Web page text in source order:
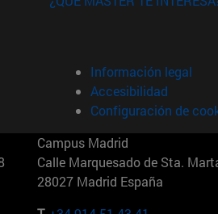
en nueva ventana)
en nueva ventana)
Información legal
Accesibilidad
Configuración de
Campus Madrid
Calle Marquesado de Sta.
28027 Madrid España